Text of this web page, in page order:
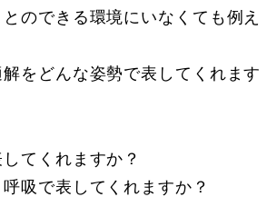
のできる環境にいなくても例え
をどんな姿勢で表してくれます
てくれますか？
吸で表してくれますか？